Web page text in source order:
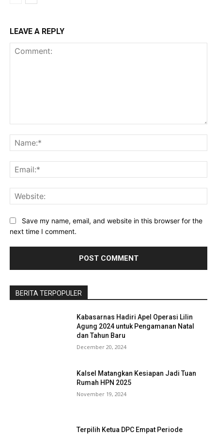
LEAVE A REPLY
Save my name, email, and website in this browser for the
next time I comment.
BERITA TERPOPULER
Kabasarnas Hadiri Apel Operasi Lilin
Agung 2024 untuk Pengamanan Natal
dan Tahun Baru
December 20, 2024
Kalsel Matangkan Kesiapan Jadi Tuan
Rumah HPN 2025
November 19, 2024
Terpilih Ketua DPC Empat Periode